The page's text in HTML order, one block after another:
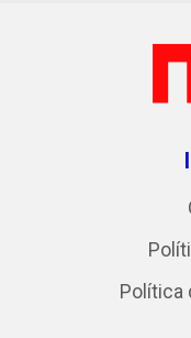
Política